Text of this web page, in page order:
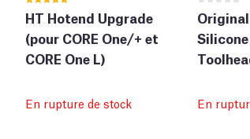
HT Hotend Upgrade
(pour CORE One/+ et
CORE One L)
En rupture de stock En